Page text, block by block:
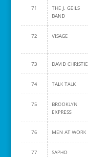
71
THE J. GEILS
BAND
72 VISAGE
73 DAVID CHRISTIE
74 TALK TALK
75
BROOKLYN
EXPRESS
76 MEN AT WORK
77 SAPHO